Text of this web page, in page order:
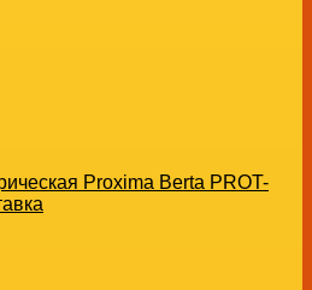
Proxima Berta PROT-